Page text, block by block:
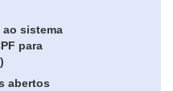
sistema
para
abertos